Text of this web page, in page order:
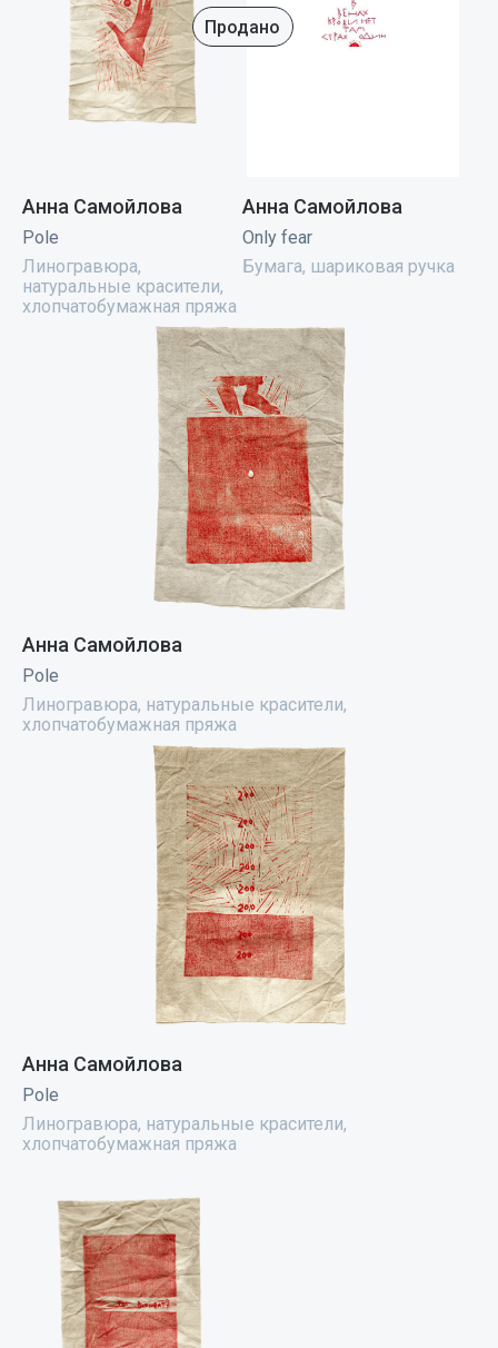
Анна Самойлова
Pole
Линогравюра,
натуральные красители,
хлопчатобумажная пряжа
Продано
Анна Самойлова
Only fear
Бумага, шариковая ручка
Анна Самойлова
Pole
Линогравюра, натуральные красители,
хлопчатобумажная пряжа
Анна Самойлова
Pole
Линогравюра, натуральные красители,
хлопчатобумажная пряжа